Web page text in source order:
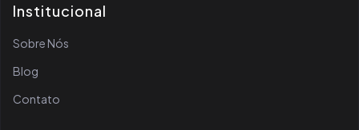
Institucional
Sobre Nós
Blog
Contato